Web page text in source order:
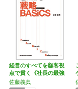
経営のすべてを顧客視
点で貫く《社長の最強
武器…
佐藤義典